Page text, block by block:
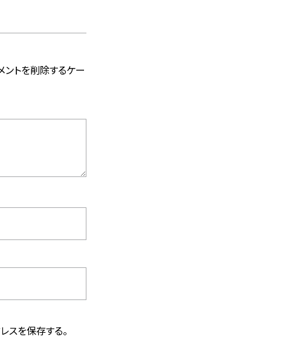
トを削除するケー
スを保存する。